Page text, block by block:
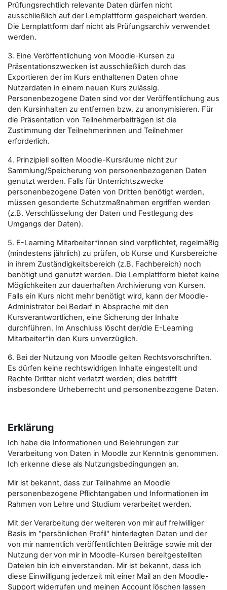
Prüfungsrechtlich relevante Daten dürfen nicht
ausschließlich auf der Lernplattform gespeichert werden.
Die Lernplattform darf nicht als Prüfungsarchiv verwendet
werden.
3. Eine Veröffentlichung von Moodle-Kursen zu
Präsentationszwecken ist ausschließlich durch das
Exportieren der im Kurs enthaltenen Daten ohne
Nutzerdaten in einem neuen Kurs zulässig.
Personenbezogene Daten sind vor der Veröffentlichung aus
den Kursinhalten zu entfernen bzw. zu anonymisieren. Für
die Präsentation von Teilnehmerbeiträgen ist die
Zustimmung der Teilnehmerinnen und Teilnehmer
erforderlich.
4. Prinzipiell sollten Moodle-Kursräume nicht zur
Sammlung/Speicherung von personenbezogenen Daten
genutzt werden. Falls für Unterrichtszwecke
personenbezogene Daten von Dritten benötigt werden,
müssen gesonderte Schutzmaßnahmen ergriffen werden
(z.B. Verschlüsselung der Daten und Festlegung des
Umgangs der Daten).
5. E-Learning Mitarbeiter*innen sind verpflichtet, regelmäßig
(mindestens jährlich) zu prüfen, ob Kurse und Kursbereiche
in ihrem Zuständigkeitsbereich (z.B. Fachbereich) noch
benötigt und genutzt werden. Die Lernplattform bietet keine
Möglichkeiten zur dauerhaften Archivierung von Kursen.
Falls ein Kurs nicht mehr benötigt wird, kann der Moodle-
Administrator bei Bedarf in Absprache mit den
Kursverantwortlichen, eine Sicherung der Inhalte
durchführen. Im Anschluss löscht der/die E-Learning
Mitarbeiter*in den Kurs unverzüglich.
6. Bei der Nutzung von Moodle gelten Rechtsvorschriften.
Es dürfen keine rechtswidrigen Inhalte eingestellt und
Rechte Dritter nicht verletzt werden; dies betrifft
insbesondere Urheberrecht und personenbezogene Daten.
Erklärung
Ich habe die Informationen und Belehrungen zur
Verarbeitung von Daten in Moodle zur Kenntnis genommen.
Ich erkenne diese als Nutzungsbedingungen an.
Mir ist bekannt, dass zur Teilnahme an Moodle
personenbezogene Pflichtangaben und Informationen im
Rahmen von Lehre und Studium verarbeitet werden.
Mit der Verarbeitung der weiteren von mir auf freiwilliger
Basis im "persönlichen Profil" hinterlegten Daten und der
von mir namentlich veröffentlichten Beiträge sowie mit der
Nutzung der von mir in Moodle-Kursen bereitgestellten
Dateien bin ich einverstanden. Mir ist bekannt, dass ich
diese Einwilligung jederzeit mit einer Mail an den Moodle-
Support widerrufen und meinen Account löschen lassen